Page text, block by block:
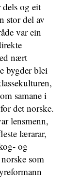
og eit
stor del av
var ein
nært
bygder blei
samane i
det norske.
lensmenn,
lærarar,
og
som